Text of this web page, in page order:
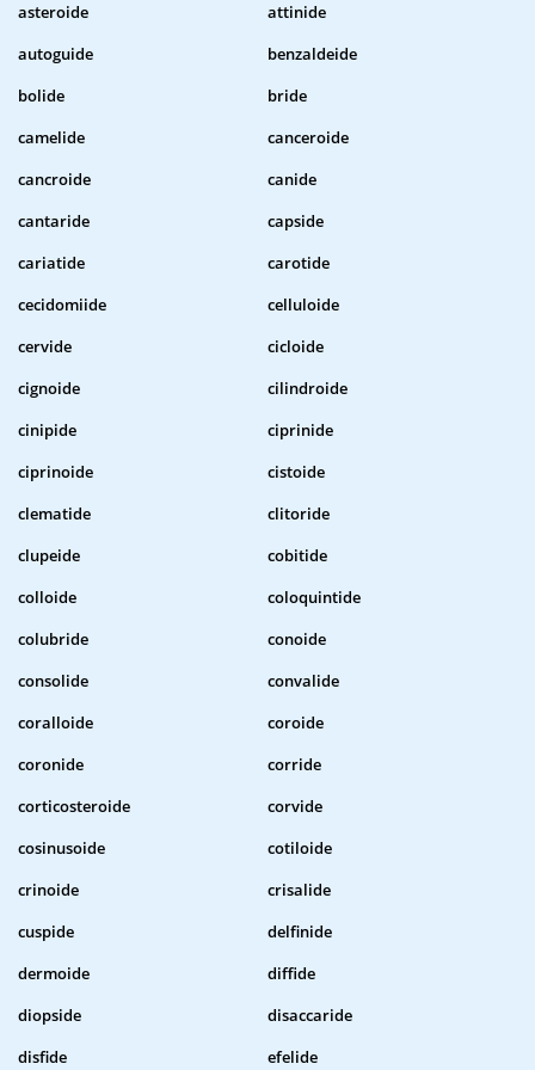
asteroide
attinide
autoguide
benzaldeide
bolide
bride
camelide
canceroide
cancroide
canide
cantaride
capside
cariatide
carotide
cecidomiide
celluloide
cervide
cicloide
cignoide
cilindroide
cinipide
ciprinide
ciprinoide
cistoide
clematide
clitoride
clupeide
cobitide
colloide
coloquintide
colubride
conoide
consolide
convalide
coralloide
coroide
coronide
corride
corticosteroide
corvide
cosinusoide
cotiloide
crinoide
crisalide
cuspide
delfinide
dermoide
diffide
diopside
disaccaride
disfide
efelide